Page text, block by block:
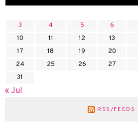
3
4 5 6
10
11 12 13
17
18 19 20
24
25 26 27
31
« Jul
RSS/FEEDS